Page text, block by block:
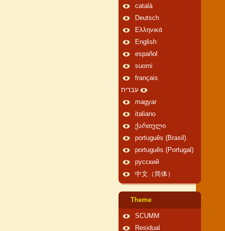
català
Deutsch
Ελληνικά
English
español
suomi
français
עברית
magyar
italiano
ქართული
português (Brasil)
português (Portugal)
русский
中文（简体）
Theme
SCUMM
Residual